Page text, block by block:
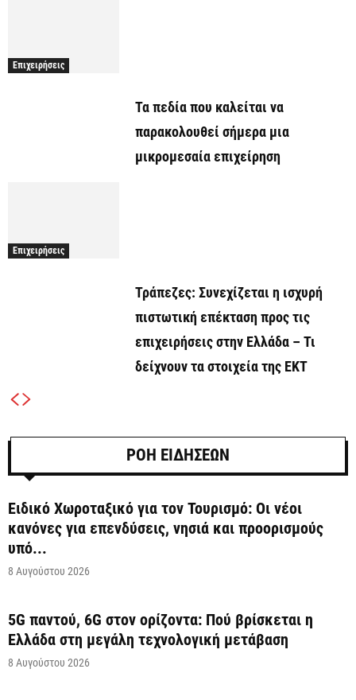
Επιχειρήσεις
Τα πεδία που καλείται να
παρακολουθεί σήμερα μια
μικρομεσαία επιχείρηση
Επιχειρήσεις
Τράπεζες: Συνεχίζεται η ισχυρή
πιστωτική επέκταση προς τις
επιχειρήσεις στην Ελλάδα – Τι
δείχνουν τα στοιχεία της ΕΚΤ
ΡΟΗ ΕΙΔΗΣΕΩΝ
Ειδικό Χωροταξικό για τον Τουρισμό: Οι νέοι
κανόνες για επενδύσεις, νησιά και προορισμούς
υπό...
8 Αυγούστου 2026
5G παντού, 6G στον ορίζοντα: Πού βρίσκεται η
Ελλάδα στη μεγάλη τεχνολογική μετάβαση
8 Αυγούστου 2026